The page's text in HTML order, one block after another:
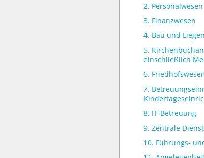
2. Personalwesen
3. Finanzwesen
4. Bau und
5.
einschließlich
6.
7.
8. IT-Betreuung
9. Zentrale
10. Führungs-